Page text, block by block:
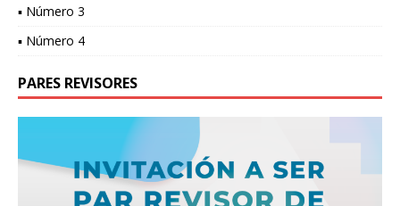
▪ Número 3
▪ Número 4
PARES REVISORES